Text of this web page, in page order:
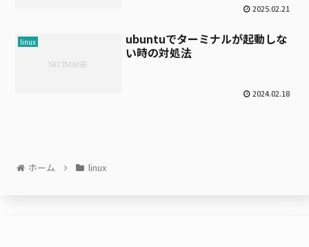
2025.02.21
linux
ubuntuでターミナルが起動しな
い時の対処法
2024.02.18
ホーム linux